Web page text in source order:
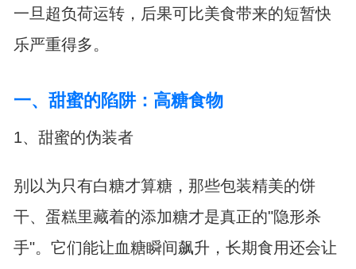
一旦超负荷运转，后果可比美食带来的短暂快
乐严重得多。
一、甜蜜的陷阱：高糖食物
1、甜蜜的伪装者
别以为只有白糖才算糖，那些包装精美的饼
干、蛋糕里藏着的添加糖才是真正的"隐形杀
手"。它们能让血糖瞬间飙升，长期食用还会让